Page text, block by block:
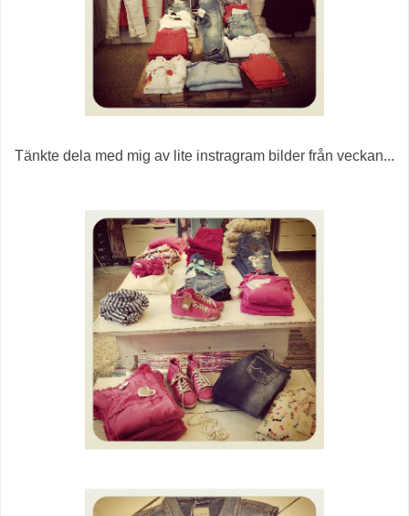
Tänkte dela med mig av lite instragram bilder från veckan...